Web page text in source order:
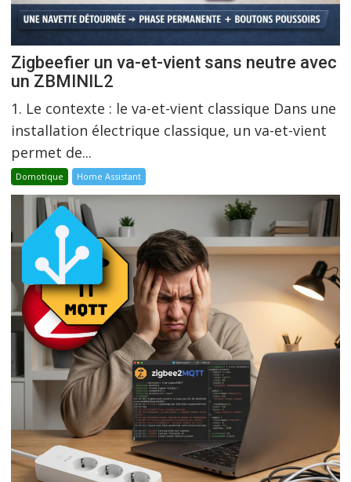
Zigbeefier un va-et-vient sans neutre avec
un ZBMINIL2
1. Le contexte : le va-et-vient classique Dans une
installation électrique classique, un va-et-vient
permet de...
Domotique Home Assistant